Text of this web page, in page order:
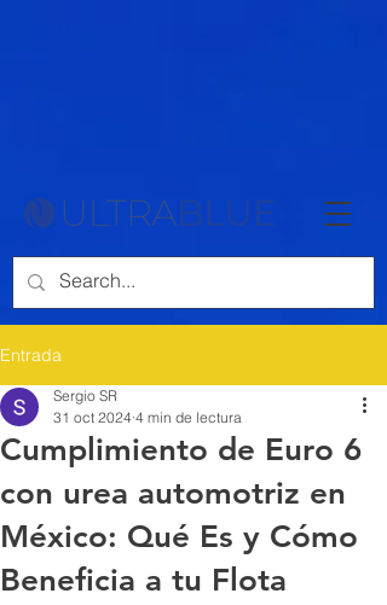
Entrada
Cumplimiento de Euro 6
con urea automotriz en
México: Qué Es y Cómo
Beneficia a tu Flota
Sergio SR
31 oct 2024 4 min de lectura